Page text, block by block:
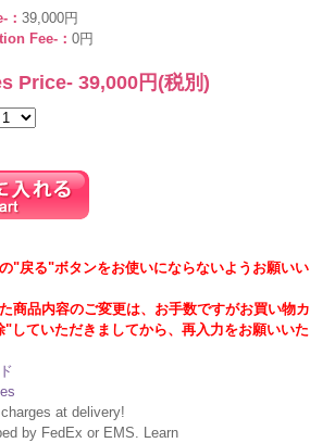
：39,000円
Fee-：0円
Price-39,000 円(税別)
"戻る"ボタンをお使いにならないようお願いい
商品内容のご変更は、お手数ですがお買い物カ
していただきましてから、再入力をお願いいた
at delivery!
by FedEx or EMS. Learn